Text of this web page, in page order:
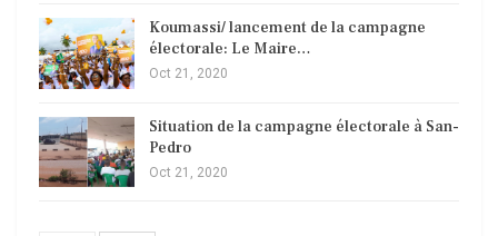
Koumassi/ lancement de la campagne
électorale: Le Maire…
Oct 21, 2020
Situation de la campagne électorale à San-
Pedro
Oct 21, 2020